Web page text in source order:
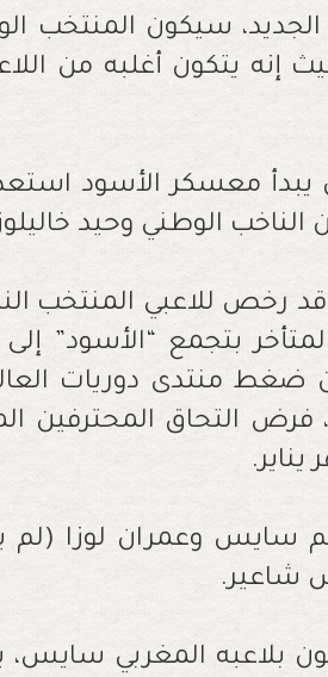
الجديد، سيكون المنتخب
إنه يتكون أغلبه من
يبدأ معسكر الأسود
الناخب الوطني وحيد
قد رخص للاعبي المنتخب
المتأخر بتجمع “الأسود”
التحاق المحترفين
.
سايس وعمران لوزا
شاعير.
بلاعبه المغربي سايس،